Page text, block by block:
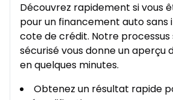
Découvrez rapidement si vous
pour un financement auto
cote de crédit. Notre processus
sécurisé vous donne un aperçu
en quelques minutes.
Obtenez un résultat rapide